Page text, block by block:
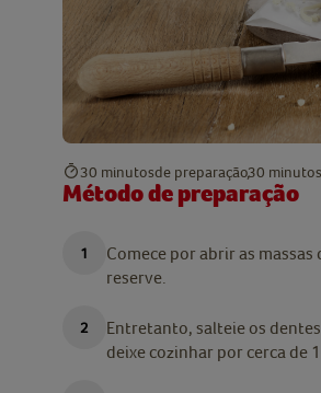
30 minutosde preparação30 minutos
Método de preparação
Comece por abrir as
reserve.
Entretanto, salteie os
deixe cozinhar por cerca de